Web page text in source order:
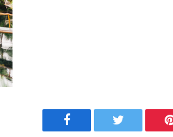
Facebook Twitter